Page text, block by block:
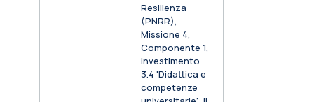
Resilienza
(PNRR),
Missione 4,
Componente 1,
Investimento
3.4 'Didattica e
competenze